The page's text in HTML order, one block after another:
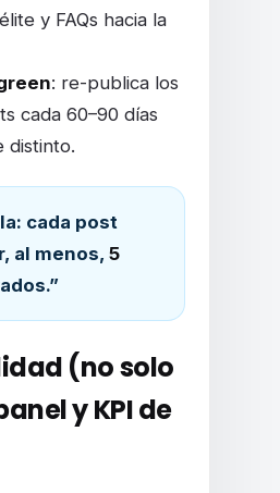
y FAQs hacia la
: re-publica los
cada 60–90 días
distinto.
cada post
al menos, 5
(no solo
y KPI de